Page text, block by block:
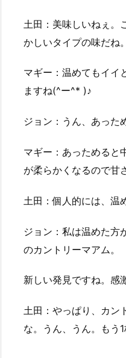
土田：美味しいねぇ。
かしいタイプの味だね。
マギー：温めてもイイ
ますね(^ー^* )♪
ジョン：うん、あった
マギー：あっためると
が柔らかくなるので甘
土田：個人的には、温
ジョン：私は温めた方
のカントリーマアム。
新しい発見ですね。感
土田：やっぱり、カン
な。うん、うん。もう1